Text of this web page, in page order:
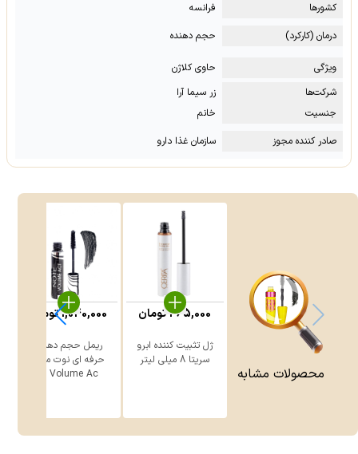
کشور‌ها
فرانسه
درمان (کارکرد)
حجم دهنده
ویژگی
حاوی کلاژن
شرکت‌ها
زر سیما آرا
جنسیت
خانم
صادر کننده مجوز
سازمان غذا دارو
محصولات مشابه
ژل تثبیت کننده ابرو
سریتا 8 میلی لیتر
465,000تومان
ریمل حجم دهنده
حرفه ای نوت مدل
Volume Ac ...
1,040,000تومان